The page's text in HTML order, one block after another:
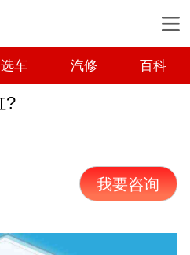
选车 汽修 百科
?
我要咨询